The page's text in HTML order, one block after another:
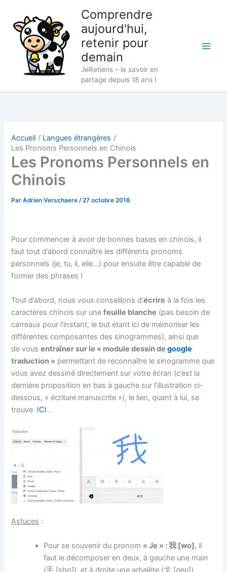
contenu
Comprendre
aujourd'hui,
retenir pour
demain
JeRetiens – le savoir en
partage depuis 18 ans !
Accueil
Langues étrangères
Les Pronoms Personnels en Chinois
Les Pronoms Personnels en
Chinois
ParAdrien Verschaere/27 octobre 2016
Pour commencer à avoir de bonnes bases en chinois, il
faut tout d’abord connaître les différents pronoms
personnels (je, tu, il, elle…) pour ensuite être capable de
former des phrases !
Tout d’abord, nous vous conseillons d’écrire à la fois les
caractères chinois sur unefeuille blanche (pas besoin de
carreaux pour l’instant, le but étant ici de mémoriser les
différentes composantes des sinogrammes), ainsi que
de vousentraîner sur le « module dessin degoogle
traduction » permettant de reconnaître le sinogramme que
vous avez dessiné directement sur votre écran (c’est la
dernière proposition en bas à gauche sur l’illustration ci-
dessous, « écriture manuscrite »), le lien, quant à lui, se
trouve ICI .
Astuces :
Pour se souvenir du pronom « Je » : 我 [wo], il
faut le décomposer en deux, à gauche une main
(手 [sho]), et à droite une arbalète (戈 [geu])